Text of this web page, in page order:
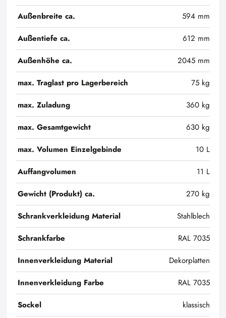
Außenbreite ca.
594 mm
Außentiefe ca.
612 mm
Außenhöhe ca.
2045 mm
max. Traglast pro Lagerbereich
75 kg
max. Zuladung
360 kg
max. Gesamtgewicht
630 kg
max. Volumen Einzelgebinde
10 L
Auffangvolumen
11 L
Gewicht (Produkt) ca.
270 kg
Schrankverkleidung Material
Stahlblech
Schrankfarbe
RAL 7035
Innenverkleidung Material
Dekorplatten
Innenverkleidung Farbe
RAL 7035
Sockel
klassisch